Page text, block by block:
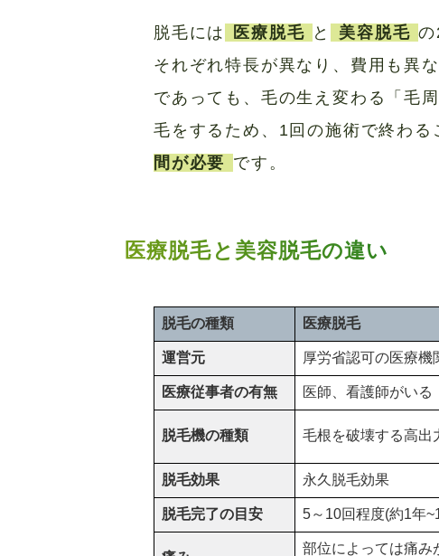
脱毛には 医療脱毛 と 美容脱毛 の
それぞれ特長が異なり、費用も異
であっても、毛の生え変わる「毛
毛をするため、1回の施術で終わる
間が必要 です。
医療脱毛と美容脱毛の違い
脱毛の種類 医療脱毛
運営元 厚労省認可の医療機
医療従事者の有無 医師、看護師がいる
脱毛機の種類 毛根を破壊する高出
脱毛効果 永久脱毛効果
脱毛完了の目安 5～10回程度(約1年
部位によっては痛み